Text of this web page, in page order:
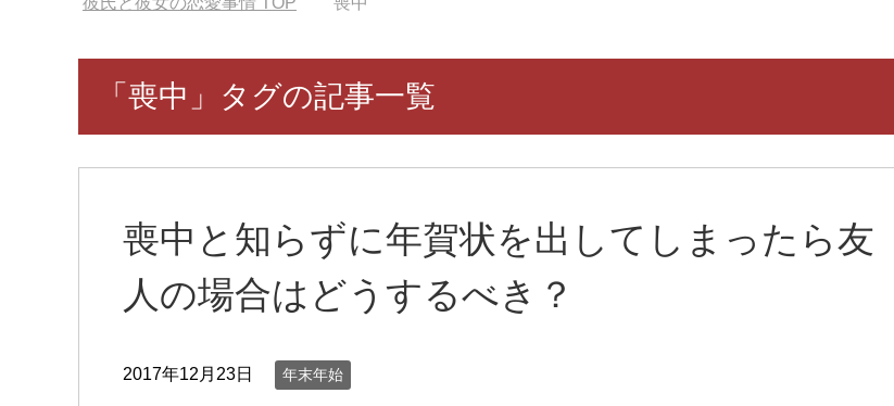
「喪中」タグの記事一覧
喪中と知らずに年賀状を出してしまったら友
人の場合はどうするべき？
2017年12月23日 年末年始